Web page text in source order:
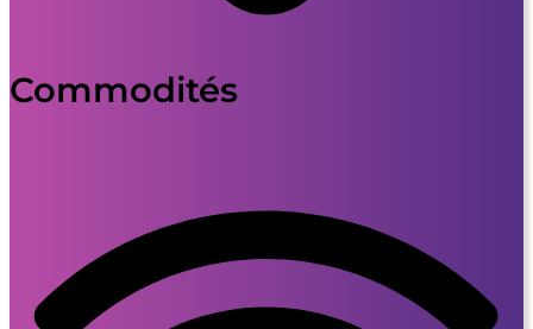
Commodités